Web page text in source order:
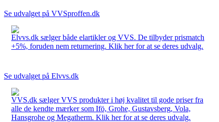
Se udvalget på VVSproffen.dk
Elvvs.dk sælger både elartikler og VVS. De tilbyder prismatch
+5%, foruden nem returnering. Klik her for at se deres udvalg.
Se udvalget på Elvvs.dk
VVS.dk sælger VVS produkter i høj kvalitet til gode priser fra
alle de kendte mærker som Ifö, Grohe, Gustavsberg, Vola,
Hansgrohe og Megatherm. Klik her for at se deres udvalg.